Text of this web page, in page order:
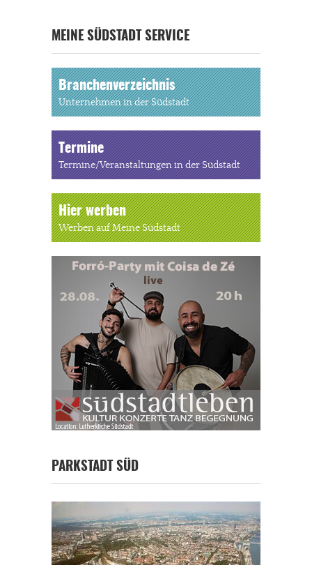
MEINE SÜDSTADT SERVICE
Branchenverzeichnis
Unternehmen in der Südstadt
Termine
Termine/Veranstaltungen in der Südstadt
Hier werben
Werben auf Meine Südstadt
PARKSTADT SÜD